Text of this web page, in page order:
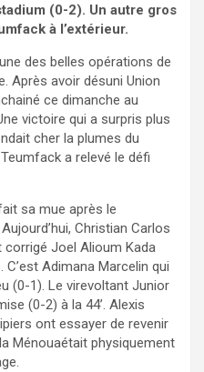
(0-2). Un autre gros
à l’extérieur.
des belles opérations de
Après avoir désuni Union
ce dimanche au
victoire qui a surpris plus
cher la plumes du
Teumfack a relevé le défi
sa mue après le
Aujourd’hui, Christian Carlos
corrigé Joel Alioum Kada
C’est Adimana Marcelin qui
(0-1). Le virevoltant Junior
(0-2) à la 44’. Alexis
ont essayer de revenir
Ménouaétait physiquement